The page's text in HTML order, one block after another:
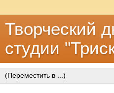
Творческий
студии